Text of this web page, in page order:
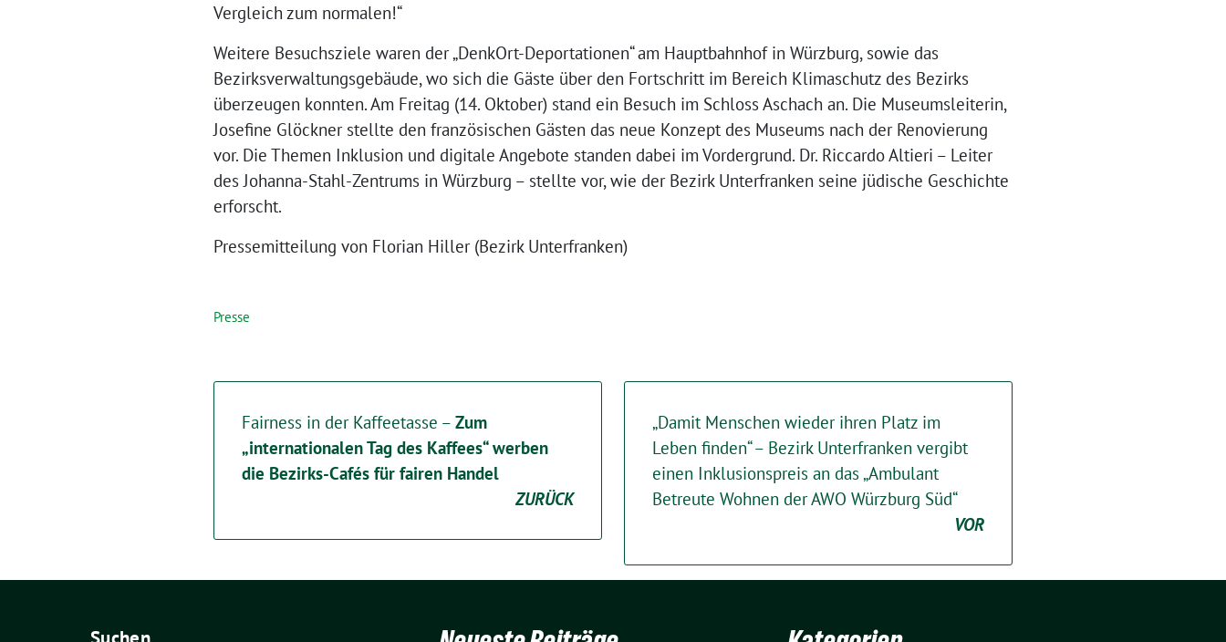
Vergleich zum normalen!“
Weitere Besuchsziele waren der „DenkOrt-Deportationen“ am Hauptbahnhof in Würzburg, sowie das
Bezirksverwaltungsgebäude, wo sich die Gäste über den Fortschritt im Bereich Klimaschutz des Bezirks
überzeugen konnten. Am Freitag (14. Oktober) stand ein Besuch im Schloss Aschach an. Die Museumsleiterin,
Josefine Glöckner stellte den französischen Gästen das neue Konzept des Museums nach der Renovierung
vor. Die Themen Inklusion und digitale Angebote standen dabei im Vordergrund. Dr. Riccardo Altieri – Leiter
des Johanna-Stahl-Zentrums in Würzburg – stellte vor, wie der Bezirk Unterfranken seine jüdische Geschichte
erforscht.
Pressemitteilung von Florian Hiller (Bezirk Unterfranken)
Presse
Fairness in der Kaffeetasse – Zum
„internationalen Tag des Kaffees“ werben
die Bezirks-Cafés für fairen Handel
ZURÜCK
„Damit Menschen wieder ihren Platz im
Leben finden“ – Bezirk Unterfranken vergibt
einen Inklusionspreis an das „Ambulant
Betreute Wohnen der AWO Würzburg Süd“
VOR